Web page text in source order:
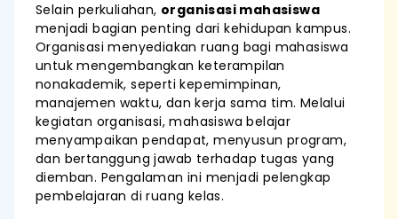
Selain perkuliahan, organisasi mahasiswa
menjadi bagian penting dari kehidupan kampus.
Organisasi menyediakan ruang bagi mahasiswa
untuk mengembangkan keterampilan
nonakademik, seperti kepemimpinan,
manajemen waktu, dan kerja sama tim. Melalui
kegiatan organisasi, mahasiswa belajar
menyampaikan pendapat, menyusun program,
dan bertanggung jawab terhadap tugas yang
diemban. Pengalaman ini menjadi pelengkap
pembelajaran di ruang kelas.